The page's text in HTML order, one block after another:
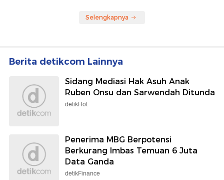
Selengkapnya
Berita detikcom Lainnya
Sidang Mediasi Hak Asuh Anak
Ruben Onsu dan Sarwendah Ditunda
detikHot
Penerima MBG Berpotensi
Berkurang Imbas Temuan 6 Juta
Data Ganda
detikFinance